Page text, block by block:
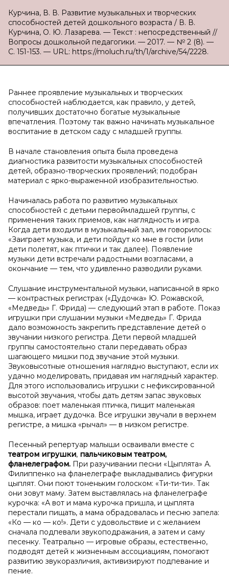
Курчина, В. В. Развитие музыкальных и творческих
способностей детей дошкольного возраста / В. В.
Курчина, О. Ю. Лазарева. — Текст : непосредственный //
Вопросы дошкольной педагогики. — 2017. — № 2 (8). —
С. 151-153. — URL: https://moluch.ru/th/1/archive/54/2228.
Раннее проявление музыкальных и творческих
способностей наблюдается, как правило, у детей,
получивших достаточно богатые музыкальные
впечатления. Поэтому так важно начинать музыкальное
воспитание в детском саду с младшей группы.
В начале становления опыта была проведена
диагностика развитости музыкальных способностей
детей, образно-творческих проявлений; подобран
материал с ярко-выраженной изобразительностью.
Начиналась работа по развитию музыкальных
способностей с детьми первоймладшей группы, с
применения таких приемов, как наглядность и игра.
Когда дети входили в музыкальный зал, им говорилось:
«Заиграет музыка, и дети пойдут ко мне в гости (или
дети полетят, как птички и так далее). Появление
музыки дети встречали радостными возгласами, а
окончание — тем, что удивленно разводили руками.
Слушание инструментальной музыки, написанной в ярко
— контрастных регистрах («Дудочка» Ю. Рожавской,
«Медведь» Г. Фрида) — следующий этап в работе. Показ
игрушки при слушании музыки «Медведь» Г. Фрида
дало возможность закрепить представление детей о
звучании низкого регистра. Дети первой младшей
группы самостоятельно стали передавать образ
шагающего мишки под звучание этой музыки.
Звуковысотные отношения наглядно выступают, если их
удачно моделировать, придавая им наглядный характер.
Для этого использовались игрушки с нефиксированной
высотой звучания, чтобы дать детям запас звуковых
образов: поет маленькая птичка, пищит маленькая
мышка, играет дудочка. Все игрушки звучали в верхнем
регистре, а мишка «рычал» — в низком регистре.
Песенный репертуар малыши осваивали вместе с
театром игрушки, пальчиковым театром,
фланелеграфом. При разучивании песни «Цыплята» А.
Филиппенко на фланелеграфе выкладывались фигурки
цыплят. Они поют тоненьким голоском: «Ти-ти-ти». Так
они зовут маму. Затем выставлялась на фланелеграфе
курочка: «А вот и мама курочка пришла, и цыплята
перестали пищать, а мама обрадовалась и песню запела:
«Ко — ко — ко!». Дети с удовольствие и с желанием
сначала подпевали звукоподражания, а затем и саму
песенку. Театрально — игровые образы, естественно,
подводят детей к жизненным ассоциациям, помогают
развитию звукоразличия, активизируют подпевание и
пение.